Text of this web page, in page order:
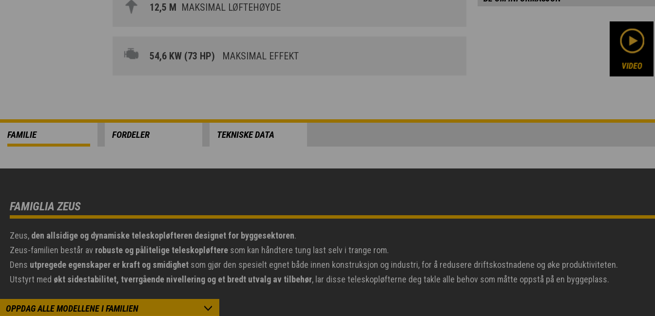
12,5 M MAKSIMAL LØFTEHØYDE
54,6 KW (73 HP) MAKSIMAL EFFEKT
FAMILIE FORDELER TEKNISKE DATA
FAMIGLIA ZEUS
Zeus, den allsidige og dynamiske teleskopløfteren designet for byggesektoren.
Zeus-familien består av robuste og pålitelige teleskopløftere som kan håndtere tung last selv i trange rom.
Dens utpregede egenskaper er kraft og smidighet som gjør den spesielt egnet både innen konstruksjon og industri, for å redusere driftskostnadene og øke produktiviteten.
Utstyrt med økt sidestabilitet, tverrgående nivellering og et bredt utvalg av tilbehør, lar disse teleskopløfterne deg takle alle behov som måtte oppstå på en byggeplass.
OPPDAG ALLE MODELLENE I FAMILIEN